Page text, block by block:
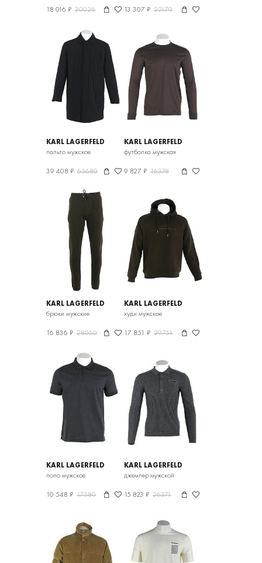
18 016 ₽ 30026 13 307 ₽ 22179
KARL LAGERFELD
пальто мужское
39 408 ₽ 65680
KARL LAGERFELD
футболка мужская
9 827 ₽ 16378
KARL LAGERFELD
брюки мужские
16 836 ₽ 28060
KARL LAGERFELD
худи мужское
17 851 ₽ 29751
KARL LAGERFELD
поло мужское
10 548 ₽ 17580
KARL LAGERFELD
джемпер мужской
15 823 ₽ 26371